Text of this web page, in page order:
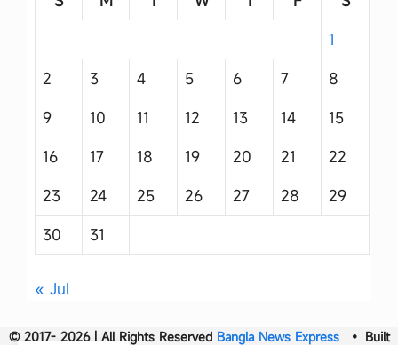
1
2
3 4 5 6 7
8
9
10 11 12 13 14
15
16
17 18 19 20 21
22
23
24 25 26 27 28
29
30
31
« Jul
© 2017- 2026 | All Rights Reserved Bangla News Express• Built